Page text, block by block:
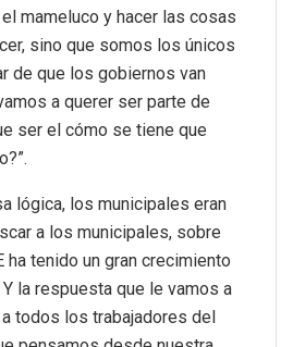
mameluco y hacer las cosas
sino que somos los únicos
de que los gobiernos van
a querer ser parte de
ser el cómo se tiene que
lógica, los municipales eran
a los municipales, sobre
ha tenido un gran crecimiento
la respuesta que le vamos a
todos los trabajadores del